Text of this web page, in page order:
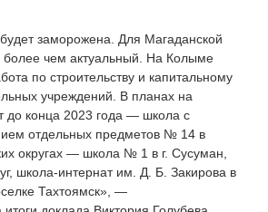
заморожена. Для Магаданской
более чем актуальный. На Колыме
по строительству и капитальному
учреждений. В планах на
до конца 2023 года — школа с
отдельных предметов № 14 в
округах — школа № 1 в г. Сусуман,
школа-интернат им. Д. Б. Закирова в
Тахтоямск», —